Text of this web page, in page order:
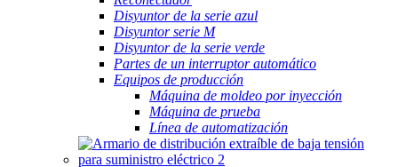
Disyuntor de la serie azul
Disyuntor serie M
Disyuntor de la serie verde
Partes de un interruptor automático
Equipos de producción
Máquina de moldeo por inyección
Máquina de prueba
Línea de automatización